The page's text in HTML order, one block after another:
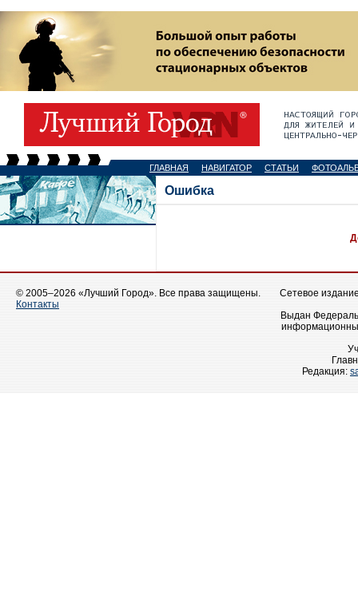
ГЛАВНАЯ НАВИГАТОР СТАТЬИ
Ошибка
© 2005–2026 «Лучший Город». Все права защищены.
Контакты
Сетевое
Выдан
Редакция: